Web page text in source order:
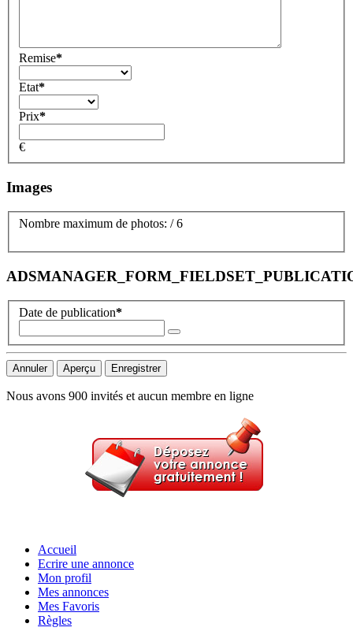
Remise*
Etat*
Prix*
€
Images
Nombre maximum de photos: /6
Date de publication*
Nous avons 900 invités et aucun membre en ligne
Accueil
Ecrire une annonce
Mon profil
Mes annonces
Mes Favoris
Règles